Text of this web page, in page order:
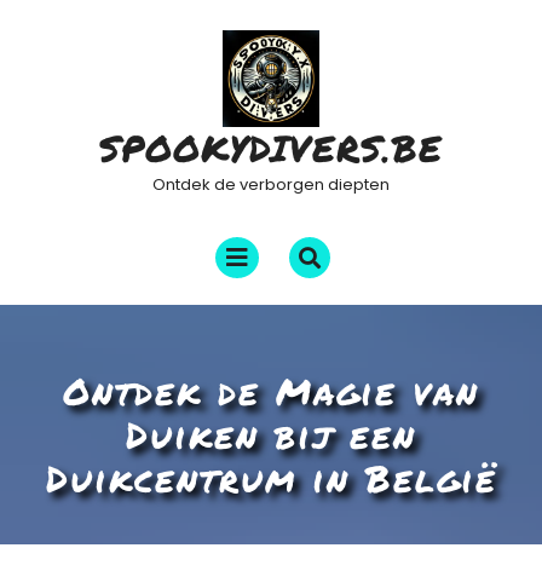
SPOOKYDIVERS.BE
Ontdek de verborgen diepten
Menu
openen
Ontdek de Magie van
Duiken bij een
Duikcentrum in België